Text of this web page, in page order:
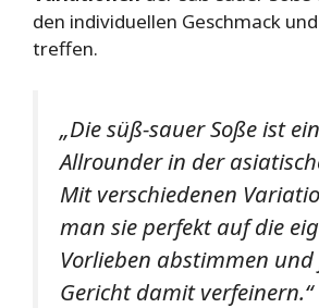
den individuellen Geschmack
treffen.
„Die süß-sauer Soße ist
Allrounder in der
Mit verschiedenen
man sie perfekt auf die
Vorlieben abstimmen und
Gericht damit verfeinern.“